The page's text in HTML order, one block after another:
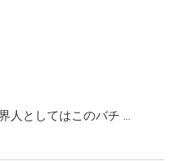
人としてはこのバチ …